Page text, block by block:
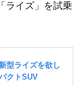
「ライズ」を試乗